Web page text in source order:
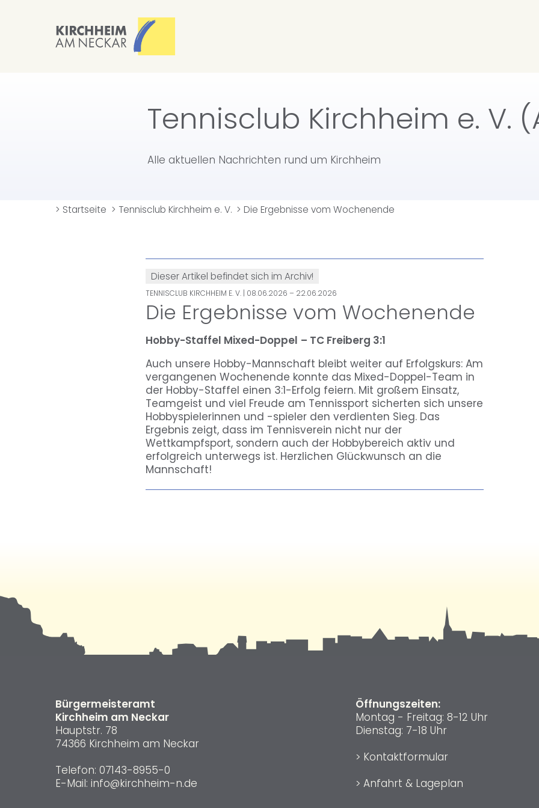
Tennisclub Kirchheim e. V.
Alle aktuellen Nachrichten rund um Kirchheim
> Startseite > Tennisclub Kirchheim e. V. >Die Ergebnisse vom Wochenende
Dieser Artikel befindet sich im Archiv!
TENNISCLUB KIRCHHEIM E. V.| 08.06.2026 – 22.06.2026
Die Ergebnisse vom Wochenende
Hobby-Staffel Mixed-Doppel – TC Freiberg 3:1
Auch unsere Hobby-Mannschaft bleibt weiter auf Erfolgskurs: Am
vergangenen Wochenende konnte das Mixed-Doppel-Team in
der Hobby-Staffel einen 3:1-Erfolg feiern. Mit großem Einsatz,
Teamgeist und viel Freude am Tennissport sicherten sich unsere
Hobbyspielerinnen und -spieler den verdienten Sieg. Das
Ergebnis zeigt, dass im Tennisverein nicht nur der
Wettkampfsport, sondern auch der Hobbybereich aktiv und
erfolgreich unterwegs ist. Herzlichen Glückwunsch an die
Mannschaft!
Bürgermeisteramt
Kirchheim am Neckar
Hauptstr. 78
74366 Kirchheim am Neckar
Telefon: 07143-8955-0
E-Mail: info@kirchheim-n.de
Öffnungszeiten:
Montag - Freitag: 8-12 Uhr
Dienstag: 7-18 Uhr
> Kontaktformular
> Anfahrt & Lageplan